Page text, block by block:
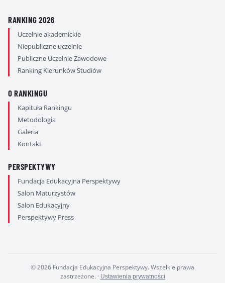
RANKING 2026
Uczelnie akademickie
Niepubliczne uczelnie
Publiczne Uczelnie Zawodowe
Ranking Kierunków Studiów
O RANKINGU
Kapituła Rankingu
Metodologia
Galeria
Kontakt
PERSPEKTYWY
Fundacja Edukacyjna Perspektywy
Salon Maturzystów
Salon Edukacyjny
Perspektywy Press
© 2026 Fundacja Edukacyjna Perspektywy. Wszelkie prawa
zastrzeżone. · Ustawienia prywatności